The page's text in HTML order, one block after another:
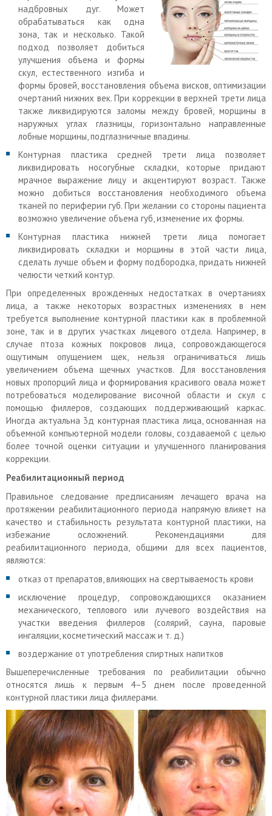
надбровных дуг. Может
обрабатываться как одна
зона, так и несколько. Такой
подход позволяет добиться
улучшения объема и формы
скул, естественного изгиба и
формы бровей, восстановления объема висков, оптимизации
очертаний нижних век. При коррекции в верхней трети лица
также ликвидируются заломы между бровей, морщины в
наружных углах глазницы, горизонтально направленные
лобные морщины, подглазничные впадины.
Контурная пластика средней трети лица позволяет
ликвидировать носогубные складки, которые придают
мрачное выражение лицу и акцентируют возраст. Также
можно добиться восстановления необходимого объема
тканей по периферии губ. При желании со стороны пациента
возможно увеличение объема губ, изменение их формы.
Контурная пластика нижней трети лица помогает
ликвидировать складки и морщины в этой части лица,
сделать лучше объем и форму подбородка, придать нижней
челюсти четкий контур.
При определенных врожденных недостатках в очертаниях
лица, а также некоторых возрастных изменениях в нем
требуется выполнение контурной пластики как в проблемной
зоне, так и в других участках лицевого отдела. Например, в
случае птоза кожных покровов лица, сопровождающегося
ощутимым опущением щек, нельзя ограничиваться лишь
увеличением объема щечных участков. Для восстановления
новых пропорций лица и формирования красивого овала может
потребоваться моделирование височной области и скул с
помощью филлеров, создающих поддерживающий каркас.
Иногда актуальна 3д контурная пластика лица, основанная на
объемной компьютерной модели головы, создаваемой с целью
более точной оценки ситуации и улучшенного планирования
коррекции.
Реабилитационный период
Правильное следование предписаниям лечащего врача на
протяжении реабилитационного периода напрямую влияет на
качество и стабильность результата контурной пластики, на
избежание осложнений. Рекомендациями для
реабилитационного периода, общими для всех пациентов,
являются:
отказ от препаратов, влияющих на свертываемость крови
исключение процедур, сопровождающихся оказанием
механического, теплового или лучевого воздействия на
участки введения филлеров (солярий, сауна, паровые
ингаляции, косметический массаж и т. д.)
воздержание от употребления спиртных напитков
Вышеперечисленные требования по реабилитации обычно
относятся лишь к первым 4–5 днем после проведенной
контурной пластики лица филлерами.